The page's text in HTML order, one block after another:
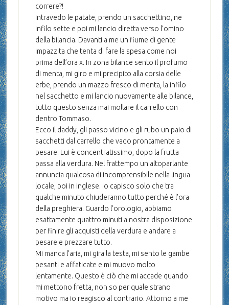
correre?!
Intravedo le patate, prendo un sacchettino, ne
infilo sette e poi mi lancio diretta verso l’omino
della bilancia. Davanti a me un fiume di gente
impazzita che tenta di fare la spesa come noi
prima dell’ora x. In zona bilance sento il profumo
di menta, mi giro e mi precipito alla corsia delle
erbe, prendo un mazzo fresco di menta, la infilo
nel sacchetto e mi lancio nuovamente alle bilance,
tutto questo senza mai mollare il carrello con
dentro Tommaso.
Ecco il daddy, gli passo vicino e gli rubo un paio di
sacchetti dal carrello che vado prontamente a
pesare. Lui è concentratissimo, dopo la frutta
passa alla verdura. Nel frattempo un altoparlante
annuncia qualcosa di incomprensibile nella lingua
locale, poi in inglese. Io capisco solo che tra
qualche minuto chiuderanno tutto perché è l’ora
della preghiera. Guardo l’orologio, abbiamo
esattamente quattro minuti a nostra disposizione
per finire gli acquisti della verdura e andare a
pesare e prezzare tutto.
Mi manca l’aria, mi gira la testa, mi sento le gambe
pesanti e affaticate e mi muovo molto
lentamente. Questo è ciò che mi accade quando
mi mettono fretta, non so per quale strano
motivo ma io reagisco al contrario. Attorno a me